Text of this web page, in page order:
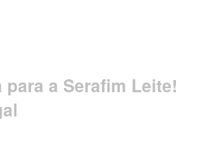
a Serafim Leite!